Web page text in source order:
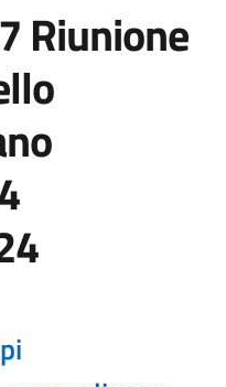
Riunione